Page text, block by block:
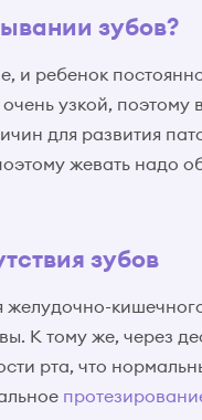
зубов?
и ребенок
узкой, поэтому
для развития
жевать надо
зубов
К тому же, через
рта, что